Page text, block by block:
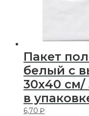
Пакет
белый с
30х40
в
6,70₽